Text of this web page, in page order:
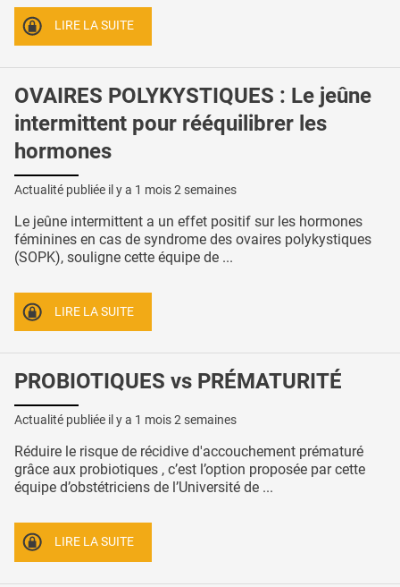
LIRE LA SUITE
OVAIRES POLYKYSTIQUES : Le jeûne
intermittent pour rééquilibrer les
hormones
Actualité publiée il y a 1 mois 2 semaines
Le jeûne intermittent a un effet positif sur les hormones
féminines en cas de syndrome des ovaires polykystiques
(SOPK), souligne cette équipe de ...
LIRE LA SUITE
PROBIOTIQUES vs PRÉMATURITÉ
Actualité publiée il y a 1 mois 2 semaines
Réduire le risque de récidive d'accouchement prématuré
grâce aux probiotiques , c’est l’option proposée par cette
équipe d’obstétriciens de l’Université de ...
LIRE LA SUITE